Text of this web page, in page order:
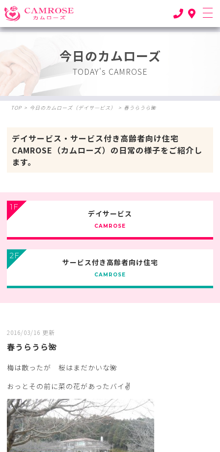
今日のカムローズ
TODAY's CAMROSE
TOP > 今日のカムローズ（デイサ―ビス） > 春うらうら🌺
デイサービス・サービス付き高齢者向け住宅
CAMROSE（カムローズ）の日常の様子をご紹介し
ます。
1F
デイサービス
CAMROSE
2F
サービス付き高齢者向け住宅
CAMROSE
2016/03/16 更新
春うらうら🌺
梅は散ったが 桜はまだかいな🌺
おっとその前に菜の花があったバイ✌